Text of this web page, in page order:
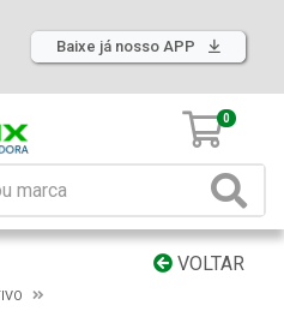
Baixe já nosso APP
0
VOLTAR